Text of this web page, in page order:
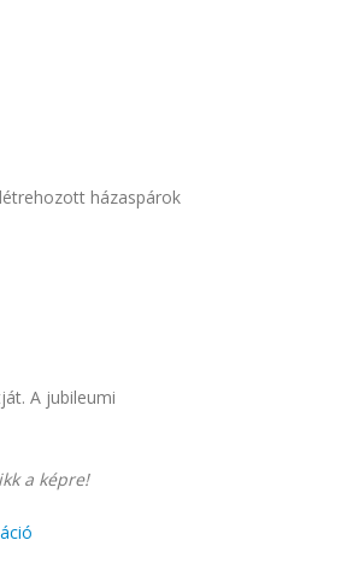
házaspárok
A jubileumi
a képre!